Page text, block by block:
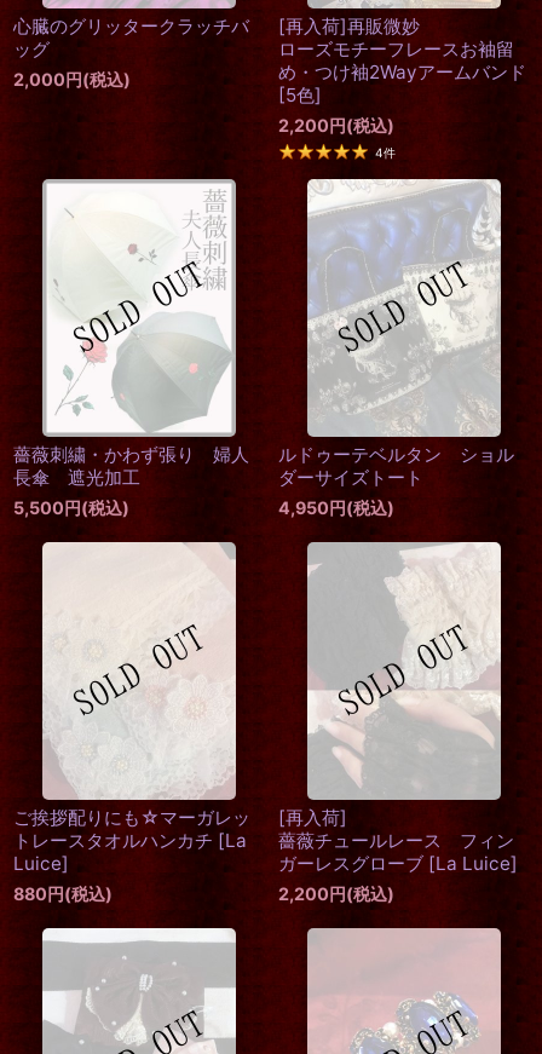
心臓のグリッタークラッチバ
ッグ
2,000円(税込)
[再入荷]再販微妙
ローズモチーフレースお袖留
め・つけ袖2Wayアームバンド
[5色]
2,200円(税込)
4件
薔薇刺繍・かわず張り 婦人
長傘 遮光加工
5,500円(税込)
ルドゥーテベルタン ショル
ダーサイズトート
4,950円(税込)
ご挨拶配りにも☆マーガレッ
トレースタオルハンカチ [La
Luice]
880円(税込)
[再入荷]
薔薇チュールレース フィン
ガーレスグローブ [La Luice]
2,200円(税込)